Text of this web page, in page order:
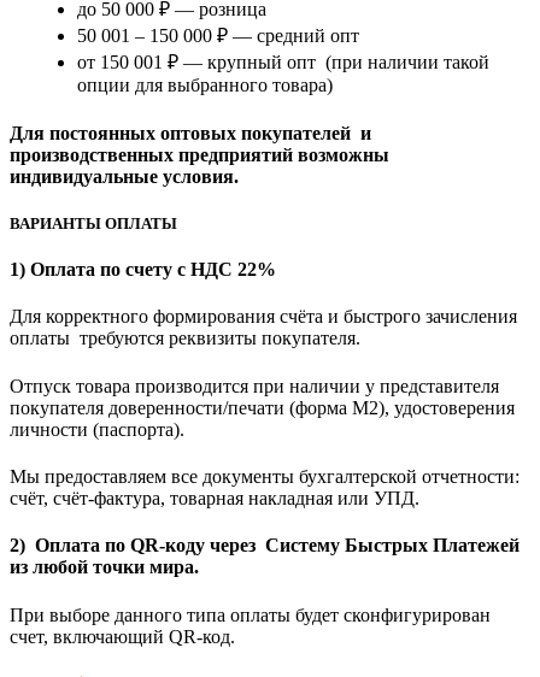
до 50 000 ₽ — розница
50 001 – 150 000 ₽ — средний опт
от 150 001 ₽ — крупный опт (при наличии такой
опции для выбранного товара)
Для постоянных оптовых покупателей и
производственных предприятий возможны
индивидуальные условия.
ВАРИАНТЫ ОПЛАТЫ
1) Оплата по счету с НДС 22%
Для корректного формирования счёта и быстрого зачисления
оплаты требуются реквизиты покупателя.
Отпуск товара производится при наличии у представителя
покупателя доверенности/печати (форма M2), удостоверения
личности (паспорта).
Мы предоставляем все документы бухгалтерской отчетности:
счёт, счёт-фактура, товарная накладная или УПД.
2) Оплата по QR-коду через Систему Быстрых Платежей
из любой точки мира.
При выборе данного типа оплаты будет сконфигурирован
счет, включающий QR-код.